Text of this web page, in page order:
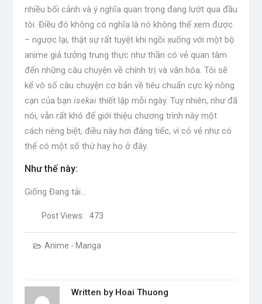
nhiều bối cảnh và ý nghĩa quan trọng đang lướt qua đầu
tôi. Điều đó không có nghĩa là nó không thể xem được
– ngược lại, thật sự rất tuyệt khi ngồi xuống với một bộ
anime giả tưởng trung thực như thần có vẻ quan tâm
đến những câu chuyện về chính trị và văn hóa. Tôi sẽ
kể vô số câu chuyện cơ bản về tiêu chuẩn cực kỳ nông
cạn của bạn isekaithiết lập mỗi ngày. Tuy nhiên, như đã
nói, vẫn rất khó để giới thiệu chương trình này một
cách riêng biệt, điều này hơi đáng tiếc, vì có vẻ như có
thể có một số thứ hay ho ở đây.
Như thế này:
Giống Đang tải…
Post Views: 473
Anime - Manga
Written by Hoai Thuong